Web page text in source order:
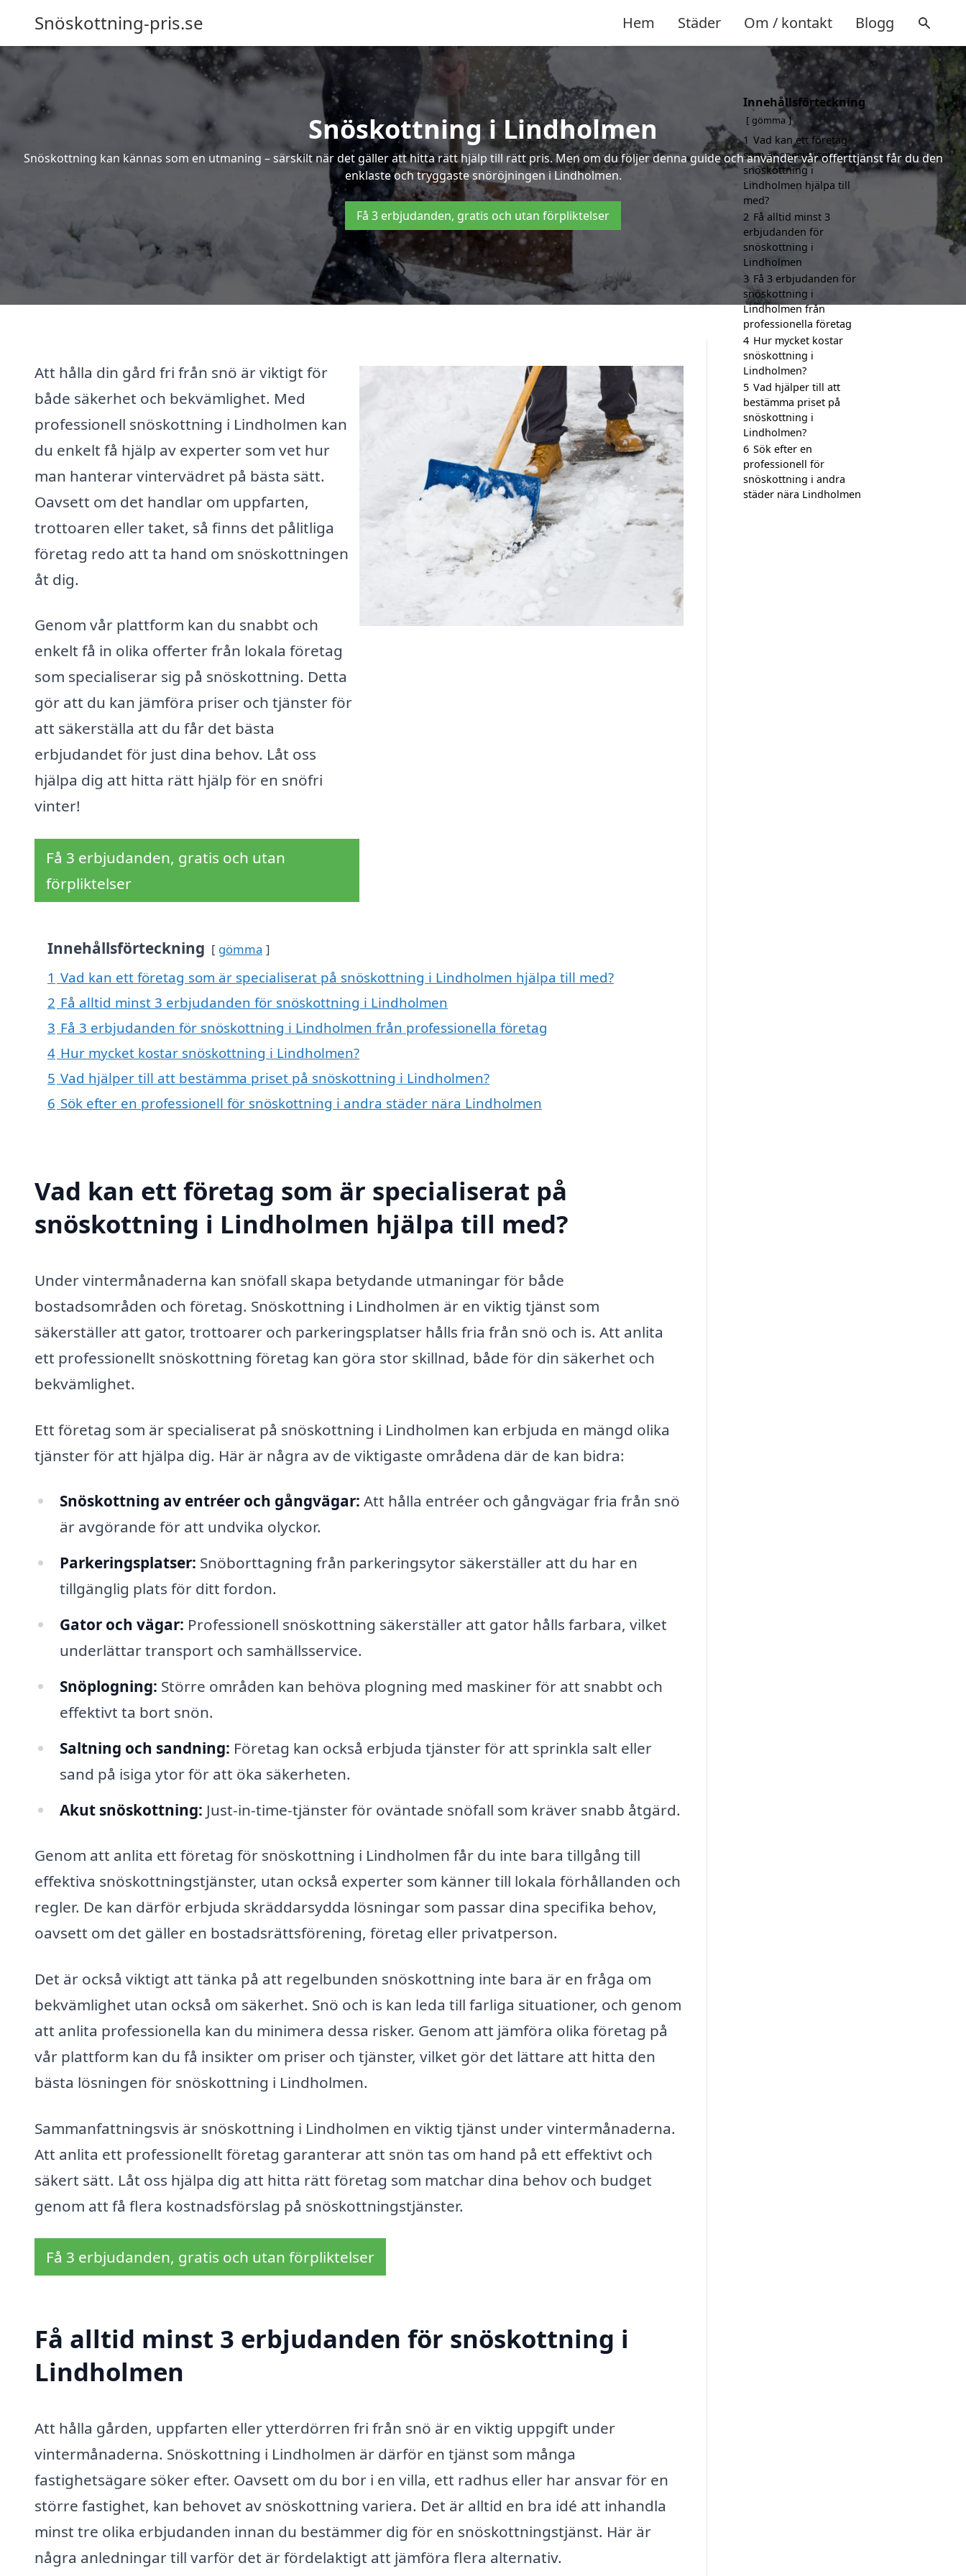
Snöskottning-pris.se Hem Städer Om / kontakt Blogg
Snöskottning i Lindholmen
Snöskottning kan kännas som en utmaning – särskilt när det gäller att hitta rätt hjälp till rätt pris. Men om du följer denna guide och använder vår offerttjänst får du den
enklaste och tryggaste snöröjningen i Lindholmen.
Få 3 erbjudanden, gratis och utan förpliktelser
Att hålla din gård fri från snö är viktigt för
både säkerhet och bekvämlighet. Med
professionell snöskottning i Lindholmen kan
du enkelt få hjälp av experter som vet hur
man hanterar vintervädret på bästa sätt.
Oavsett om det handlar om uppfarten,
trottoaren eller taket, så finns det pålitliga
företag redo att ta hand om snöskottningen
åt dig.
Genom vår plattform kan du snabbt och
enkelt få in olika offerter från lokala företag
som specialiserar sig på snöskottning. Detta
gör att du kan jämföra priser och tjänster för
att säkerställa att du får det bästa
erbjudandet för just dina behov. Låt oss
hjälpa dig att hitta rätt hjälp för en snöfri
vinter!
Få 3 erbjudanden, gratis och utan
förpliktelser
Innehållsförteckning gömma
1 Vad kan ett företag som är specialiserat på snöskottning i Lindholmen hjälpa till med?
2 Få alltid minst 3 erbjudanden för snöskottning i Lindholmen
3 Få 3 erbjudanden för snöskottning i Lindholmen från professionella företag
4 Hur mycket kostar snöskottning i Lindholmen?
5 Vad hjälper till att bestämma priset på snöskottning i Lindholmen?
6 Sök efter en professionell för snöskottning i andra städer nära Lindholmen
Vad kan ett företag som är specialiserat på
snöskottning i Lindholmen hjälpa till med?
Under vintermånaderna kan snöfall skapa betydande utmaningar för både
bostadsområden och företag. Snöskottning i Lindholmen är en viktig tjänst som
säkerställer att gator, trottoarer och parkeringsplatser hålls fria från snö och is. Att anlita
ett professionellt snöskottning företag kan göra stor skillnad, både för din säkerhet och
bekvämlighet.
Ett företag som är specialiserat på snöskottning i Lindholmen kan erbjuda en mängd olika
tjänster för att hjälpa dig. Här är några av de viktigaste områdena där de kan bidra:
Snöskottning av entréer och gångvägar: Att hålla entréer och gångvägar fria från snö
är avgörande för att undvika olyckor.
Parkeringsplatser: Snöborttagning från parkeringsytor säkerställer att du har en
tillgänglig plats för ditt fordon.
Gator och vägar: Professionell snöskottning säkerställer att gator hålls farbara, vilket
underlättar transport och samhällsservice.
Snöplogning: Större områden kan behöva plogning med maskiner för att snabbt och
effektivt ta bort snön.
Saltning och sandning: Företag kan också erbjuda tjänster för att sprinkla salt eller
sand på isiga ytor för att öka säkerheten.
Akut snöskottning: Just-in-time-tjänster för oväntade snöfall som kräver snabb åtgärd.
Genom att anlita ett företag för snöskottning i Lindholmen får du inte bara tillgång till
effektiva snöskottningstjänster, utan också experter som känner till lokala förhållanden och
regler. De kan därför erbjuda skräddarsydda lösningar som passar dina specifika behov,
oavsett om det gäller en bostadsrättsförening, företag eller privatperson.
Det är också viktigt att tänka på att regelbunden snöskottning inte bara är en fråga om
bekvämlighet utan också om säkerhet. Snö och is kan leda till farliga situationer, och genom
att anlita professionella kan du minimera dessa risker. Genom att jämföra olika företag på
vår plattform kan du få insikter om priser och tjänster, vilket gör det lättare att hitta den
bästa lösningen för snöskottning i Lindholmen.
Sammanfattningsvis är snöskottning i Lindholmen en viktig tjänst under vintermånaderna.
Att anlita ett professionellt företag garanterar att snön tas om hand på ett effektivt och
säkert sätt. Låt oss hjälpa dig att hitta rätt företag som matchar dina behov och budget
genom att få flera kostnadsförslag på snöskottningstjänster.
Få 3 erbjudanden, gratis och utan förpliktelser
Få alltid minst 3 erbjudanden för snöskottning i
Lindholmen
Att hålla gården, uppfarten eller ytterdörren fri från snö är en viktig uppgift under
vintermånaderna. Snöskottning i Lindholmen är därför en tjänst som många
fastighetsägare söker efter. Oavsett om du bor i en villa, ett radhus eller har ansvar för en
större fastighet, kan behovet av snöskottning variera. Det är alltid en bra idé att inhandla
minst tre olika erbjudanden innan du bestämmer dig för en snöskottningstjänst. Här är
några anledningar till varför det är fördelaktigt att jämföra flera alternativ.
Innehållsförteckning
gömma
1 Vad kan ett företag
som är specialiserat på
snöskottning i
Lindholmen hjälpa till
med?
2 Få alltid minst 3
erbjudanden för
snöskottning i
Lindholmen
3 Få 3 erbjudanden för
snöskottning i
Lindholmen från
professionella företag
4 Hur mycket kostar
snöskottning i
Lindholmen?
5 Vad hjälper till att
bestämma priset på
snöskottning i
Lindholmen?
6 Sök efter en
professionell för
snöskottning i andra
städer nära Lindholmen